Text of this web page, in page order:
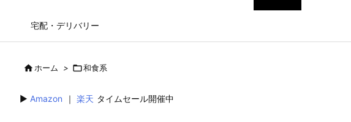
宅配・デリバリー
ホーム > 和食系
▶︎ Amazon ｜ 楽天 タイムセール開催中